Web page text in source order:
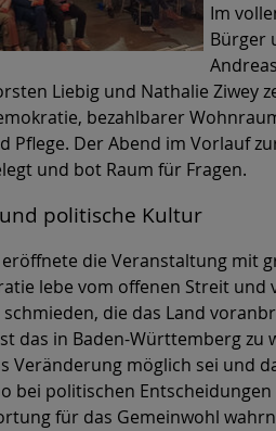
Im
Bürger
Liebig und Nathalie
bezahlbarer
Pflege. Der Abend im Vorlauf
und bot Raum für Fragen.
politische Kultur
die Veranstaltung mit
lebe vom offenen Streit
die das Land
das in Baden-Württemberg
Veränderung möglich sei und
bei politischen
für das Gemeinwohl